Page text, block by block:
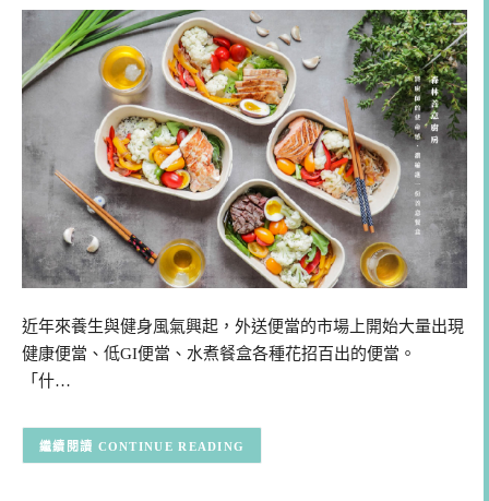
近年來養生與健身風氣興起，外送便當的市場上開始大量出現
健康便當、低GI便當、水煮餐盒各種花招百出的便當。
「什…
CONTINUE READING